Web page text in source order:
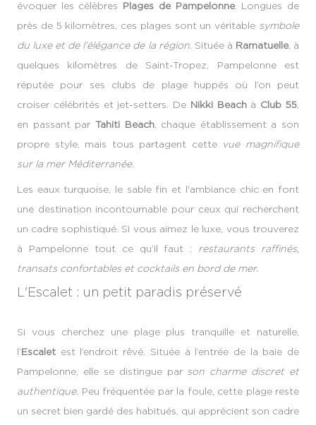
évoquer les célèbres Plages de Pampelonne. Longues de
près de 5 kilomètres, ces plages sont un véritable symbole
du luxe et de l’élégance de la région. Située à Ramatuelle, à
quelques kilomètres de Saint-Tropez, Pampelonne est
réputée pour ses clubs de plage huppés où l’on peut
croiser célébrités et jet-setters. De Nikki Beachà Club 55
en passant par Tahiti Beach, chaque établissement a son
propre style, mais tous partagent cette vue magnifique
sur la mer Méditerranée.
Les eaux turquoise, le sable fin et l'ambiance chic en font
une destination incontournable pour ceux qui recherchent
un cadre sophistiqué. Si vous aimez le luxe, vous trouverez
à Pampelonne tout ce qu’il faut : restaurants raffinés,
transats confortables et cocktails en bord de mer.
L'Escalet : un petit paradis préservé
Si vous cherchez une plage plus tranquille et naturelle,
l’Escalet est l’endroit rêvé. Située à l’entrée de la baie de
Pampelonne, elle se distingue par son charme discret et
authentique. Peu fréquentée par la foule, cette plage reste
un secret bien gardé des habitués, qui apprécient son cadre